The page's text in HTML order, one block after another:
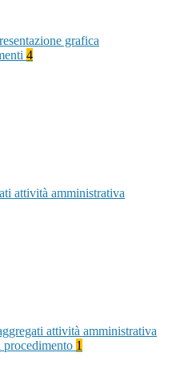
grafica
4
attività amministrativa
attività amministrativa
1